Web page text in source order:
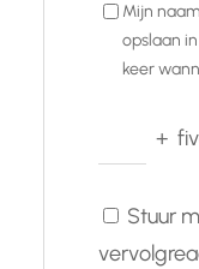
Mijn
opslaan
keer
+
Stuur